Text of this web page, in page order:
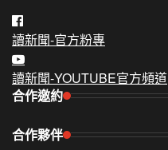
讀新聞-官方粉專
讀新聞-YOUTUBE官方頻道
合作邀約
合作夥伴